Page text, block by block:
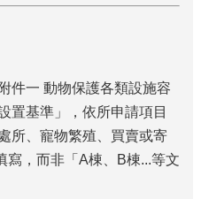
件一 動物保護各類設施容
置基準」，依所申請項目
所、寵物繁殖、買賣或寄
寫，而非「A棟、B棟...等文